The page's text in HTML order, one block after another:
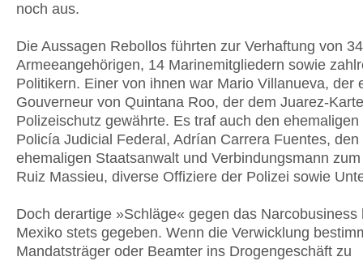
noch aus.
Die Aussagen Rebollos führten zur Verhaftung von
Armeeangehörigen, 14 Marinemitgliedern sowie
Politikern. Einer von ihnen war Mario Villanueva, der
Gouverneur von Quintana Roo, der dem Juarez-
Polizeischutz gewährte. Es traf auch den ehemaligen
Policía Judicial Federal, Adrían Carrera Fuentes, den
ehemaligen Staatsanwalt und Verbindungsmann
Ruiz Massieu, diverse Offiziere der Polizei sowie
Doch derartige »Schläge« gegen das Narcobusiness
Mexiko stets gegeben. Wenn die Verwicklung
Mandatsträger oder Beamter ins Drogengeschäft zu